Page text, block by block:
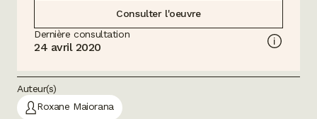
Consulter l'oeuvre
Dernière consultation
24 avril 2020
Auteur(s)
Roxane Maiorana